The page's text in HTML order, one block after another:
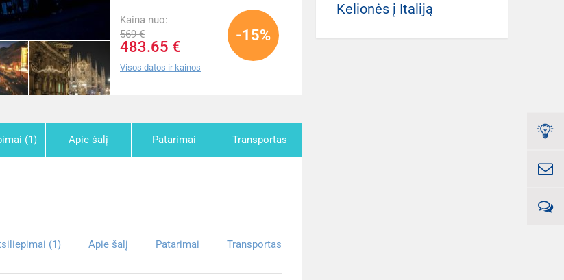
Kaina nuo:
569 €
483.65 €
-15%
Visos datos ir kainos
(1) Apie šalį Patarimai Transportas
(1) Apie šalį Patarimai Transportas
Kelionės į Italiją